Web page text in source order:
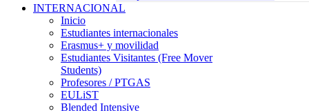
INTERNACIONAL
Inicio
Estudiantes internacionales
Erasmus+ y movilidad
Estudiantes Visitantes (Free Mover
Students)
Profesores / PTGAS
EULiST
Blended Intensive